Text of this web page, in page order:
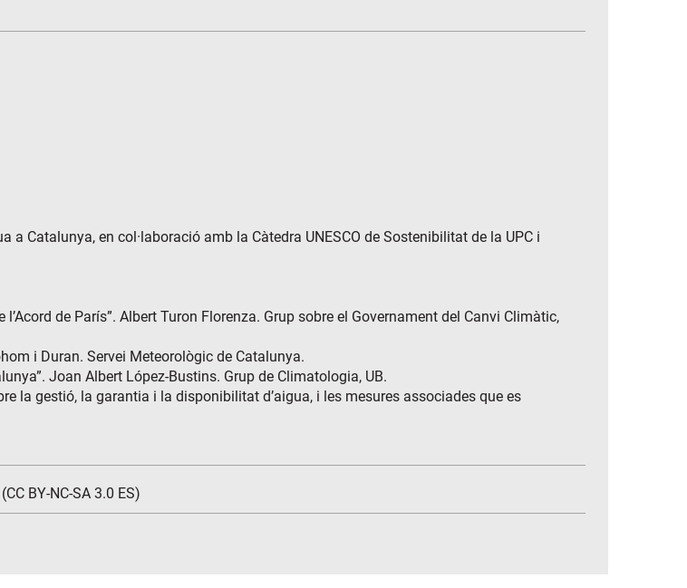
Catalunya, en col·laboració amb la Càtedra UNESCO de Sostenibilitat de la UPC i
de París”. Albert Turon Florenza. Grup sobre el Governament del Canvi Climàtic,
i Duran. Servei Meteorològic de Catalunya.
Joan Albert López-Bustins. Grup de Climatologia, UB.
la gestió, la garantia i la disponibilitat d’aigua, i les mesures associades que es
BY-NC-SA 3.0 ES)